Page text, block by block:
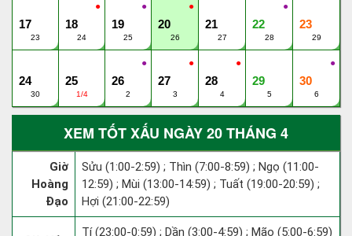
17
23
●
18
24
●
19
25
●
20
26
21
27
●
22
28
23
29
24
30
25
1/4
●
26
2
●
27
3
●
28
4
29
5
●
30
6
XEM TỐT XẤU NGÀY 20 THÁNG 4
Giờ
Hoàng
Đạo
Sửu (1:00-2:59) ; Thìn (7:00-8:59) ; Ngọ (11:00-
12:59) ; Mùi (13:00-14:59) ; Tuất (19:00-20:59) ;
Hợi (21:00-22:59)
Tí (23:00-0:59) ; Dần (3:00-4:59) ; Mão (5:00-6:59)